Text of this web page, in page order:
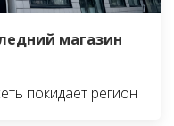
магазин
покидает регион